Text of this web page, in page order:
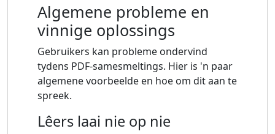
Algemene probleme en
vinnige oplossings
Gebruikers kan probleme ondervind
tydens PDF-samesmeltings. Hier is 'n paar
algemene voorbeelde en hoe om dit aan te
spreek.
Lêers laai nie op nie